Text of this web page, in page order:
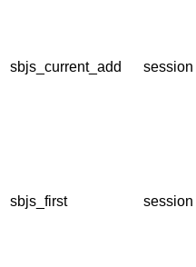
sbjs_current_add session
sbjs_first session